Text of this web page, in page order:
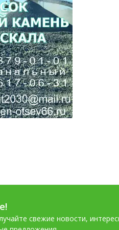
свежие новости,